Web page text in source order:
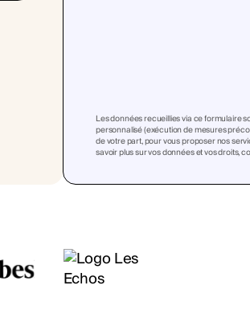
Les données recueillies via ce formulaire
personnalisé (exécution de mesures
de votre part, pour vous proposer nos
savoir plus sur vos données et vos droits,